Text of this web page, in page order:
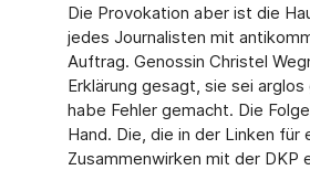
Die Provokation aber ist die
jedes Journalisten mit
Auftrag. Genossin Christel
Erklärung gesagt, sie sei
habe Fehler gemacht. Die
Hand. Die, die in der Linken für
Zusammenwirken mit der DKP